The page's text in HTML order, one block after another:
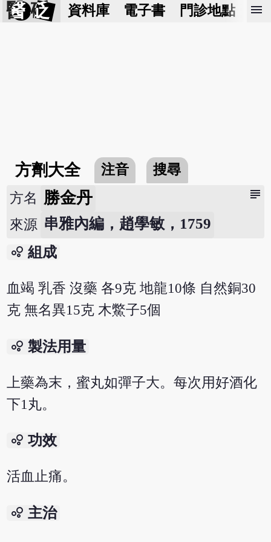
醫 砭 資料庫 電子書 門診地點 預
menu
方劑大全 注音 搜尋
subject
方名 勝金丹
來源 串雅內編，趙學敏，1759
bubble_chart 組成
血竭 乳香 沒藥 各9克 地龍10條 自然銅30
克 無名異15克 木鱉子5個
bubble_chart 製法用量
上藥為末，蜜丸如彈子大。每次用好酒化
下1丸。
bubble_chart 功效
活血止痛。
bubble_chart 主治